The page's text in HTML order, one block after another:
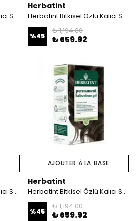
Herbatint Bitkisel Özlü Kalıcı Saç Boyası | Açık Altın Kestane (Chatain Clair Dore 5D) 170 ml
Herbatint
Herbatint Bitkisel Özlü Kalıcı Saç Boyası | Açık Akaju Kestane (Chatain Clair Acajou 5M) 170 ml
%45
₺ 1,194.00
₺ 659.92
Herbatint Bitkisel Özlü Kalıcı Saç Boyası | Doğal Siyah (Black 1N) 170 ml
AJOUTER À LA BASE
Herbatint
Herbatint Bitkisel Özlü Kalıcı Saç Boyası | Açık Küllü Kestane (Light Ash Chestnut 5C) 170 ml
%45
₺ 1,194.00
₺ 659.92